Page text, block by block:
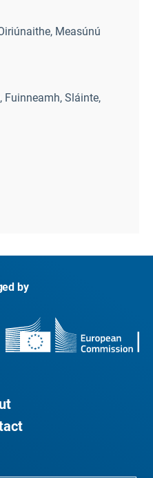
Measúnú
Fuinneamh, Sláinte,
by